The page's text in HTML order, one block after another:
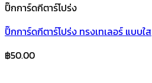
ปิ๊กการ์ดกีตาร์โปร่ง
ปิ๊กการ์ดกีตาร์โปร่ง ทรงเทเลอร์ แบบใส
฿50.00